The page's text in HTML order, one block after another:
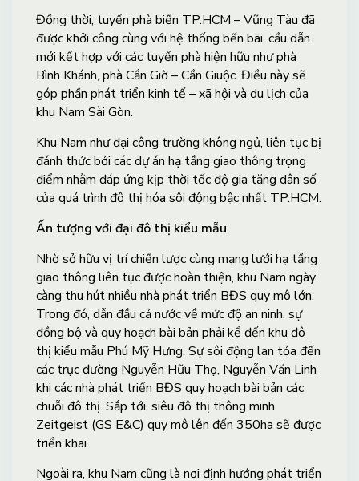
Đồng thời, tuyến phà biển TP.HCM – Vũng Tàu đã
được khởi công cùng với hệ thống bến bãi, cầu dẫn
mới kết hợp với các tuyến phà hiện hữu như phà
Bình Khánh, phà Cần Giờ – Cần Giuộc. Điều này sẽ
góp phần phát triển kinh tế – xã hội và du lịch của
khu Nam Sài Gòn.
Khu Nam như đại công trường không ngủ, liên tục bị
đánh thức bởi các dự án hạ tầng giao thông trọng
điểm nhằm đáp ứng kịp thời tốc độ gia tăng dân số
của quá trình đô thị hóa sôi động bậc nhất TP.HCM.
Ấn tượng với đại đô thị kiểu mẫu
Nhờ sở hữu vị trí chiến lược cùng mạng lưới hạ tầng
giao thông liên tục được hoàn thiện, khu Nam ngày
càng thu hút nhiều nhà phát triển BĐS quy mô lớn.
Trong đó, dẫn đầu cả nước về mức độ an ninh, sự
đồng bộ và quy hoạch bài bản phải kể đến khu đô
thị kiểu mẫu Phú Mỹ Hưng. Sự sôi động lan tỏa đến
các trục đường Nguyễn Hữu Thọ, Nguyễn Văn Linh
khi các nhà phát triển BĐS quy hoạch bài bản các
chuỗi đô thị. Sắp tới, siêu đô thị thông minh
Zeitgeist (GS E&C) quy mô lên đến 350ha sẽ được
triển khai.
Ngoài ra, khu Nam cũng là nơi định hướng phát triển